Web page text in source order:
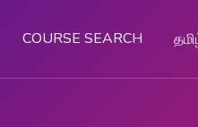
COURSE SEARCH